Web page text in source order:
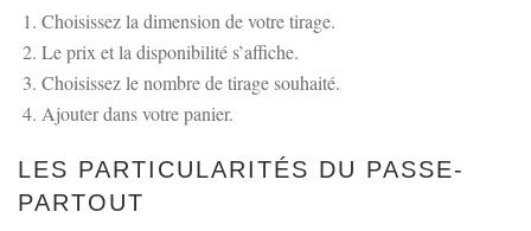
l'APC,
Abbazia.
Choisissez la dimension de votre tirage.
Le prix et la disponibilité s’affiche.
Choisissez le nombre de tirage souhaité.
Ajouter dans votre panier.
LES PARTICULARITÉS DU PASSE-
PARTOUT